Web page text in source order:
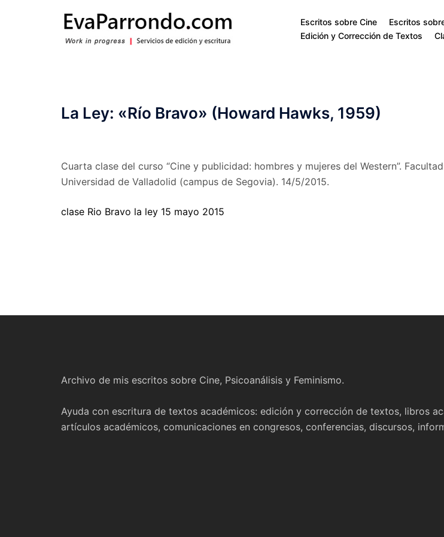
Escritos sobre Cine Escritos
Edición y Corrección de Textos
La Ley: «Río Bravo» (Howard Hawks, 1959)
Cuarta clase del curso “Cine y publicidad: hombres y mujeres del Western”.
Universidad de Valladolid (campus de Segovia). 14/5/2015.
clase Rio Bravo la ley 15 mayo 2015
Archivo de mis escritos sobre Cine, Psicoanálisis y Feminismo.
Ayuda con escritura de textos académicos: edición y corrección de textos, libros
artículos académicos, comunicaciones en congresos, conferencias, discursos,